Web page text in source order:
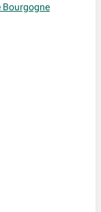
Bourgogne